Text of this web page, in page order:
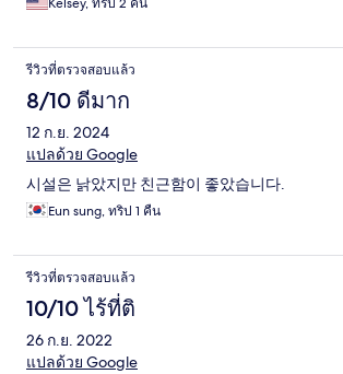
Kelsey, ทริป 2 คืน
รีวิวที่ตรวจสอบแล้ว
8/10 ดีมาก
12 ก.ย. 2024
แปลด้วย Google
시설은 낡았지만 친근함이 좋았습니다.
Eun sung, ทริป 1 คืน
รีวิวที่ตรวจสอบแล้ว
10/10 ไร้ที่ติ
26 ก.ย. 2022
แปลด้วย Google